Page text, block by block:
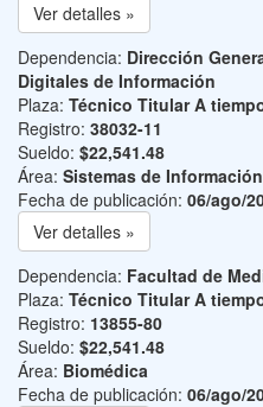
Ver detalles »
Dependencia: Dirección
Digitales de Información
Plaza: Técnico Titular A
Registro: 38032-11
Sueldo: $22,541.48
Área: Sistemas de
Fecha de publicación: 06/ago/
Ver detalles »
Dependencia: Facultad de
Plaza: Técnico Titular A
Registro: 13855-80
Sueldo: $22,541.48
Área: Biomédica
Fecha de publicación: 06/ago/